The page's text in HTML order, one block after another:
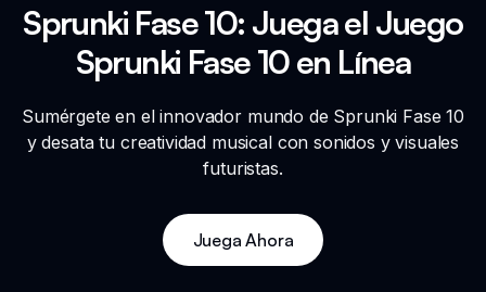
Sprunki Fase 10: Juega el Juego
Sprunki Fase 10 en Línea
Sumérgete en el innovador mundo de Sprunki Fase 10
y desata tu creatividad musical con sonidos y visuales
futuristas.
Juega Ahora